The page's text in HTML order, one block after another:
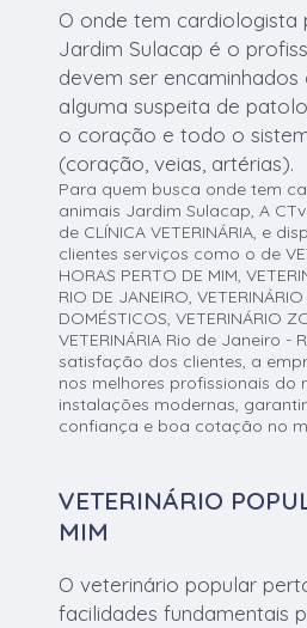
O onde tem cardiologista
Jardim Sulacap é o
devem ser
alguma suspeita de
o coração e todo o
(coração, veias, artérias).
Para quem busca onde tem
animais Jardim Sulacap, A
de CLÍNICA VETERINÁRIA, e
clientes serviços como o de
HORAS PERTO DE MIM,
RIO DE JANEIRO, VETERINÁRIO
DOMÉSTICOS, VETERINÁRIO
VETERINÁRIA Rio de Janeiro -
satisfação dos clientes, a
nos melhores profissionais do
instalações modernas,
confiança e boa cotação no
VETERINÁRIO
MIM
O veterinário popular
facilidades fundamentais